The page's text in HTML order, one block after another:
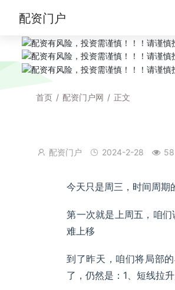
配资门户
首页 / 配资门户网 / 正文
配资门户 2024-2-28 58
今天只是周三，时间周期
第一次就是上周五，咱
难上移
到了昨天，咱们将局部
了，仍然是：1、短线拉